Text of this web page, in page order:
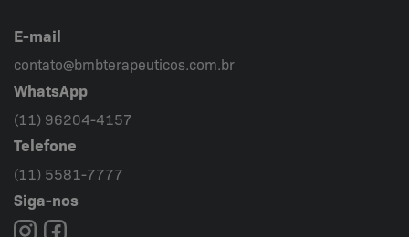
E-mail
contato@bmbterapeuticos.com.br
WhatsApp
(11) 96204-4157
Telefone
(11) 5581-7777
Siga-nos